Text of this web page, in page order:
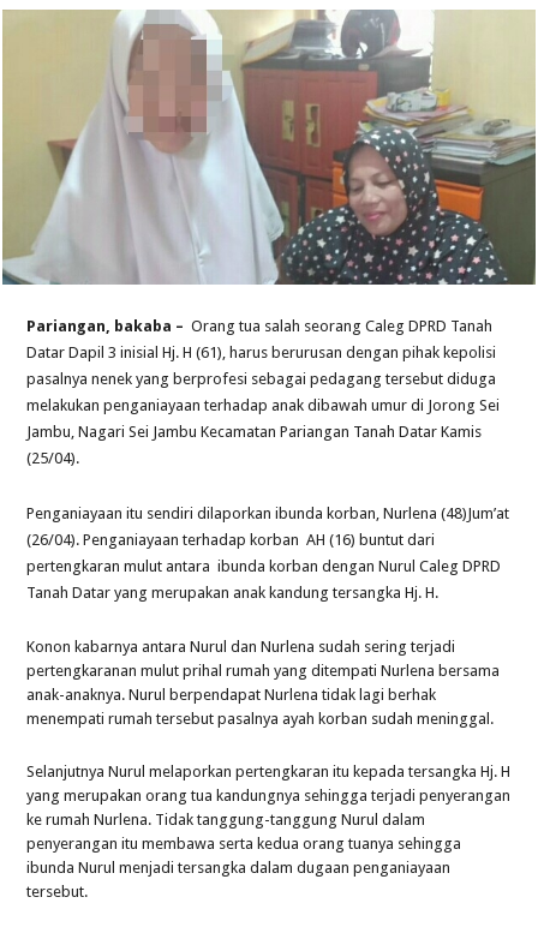
Pariangan, bakaba – Orang tua salah seorang Caleg DPRD Tanah
Datar Dapil 3 inisial Hj. H (61), harus berurusan dengan pihak kepolisi
pasalnya nenek yang berprofesi sebagai pedagang tersebut diduga
melakukan penganiayaan terhadap anak dibawah umur di Jorong Sei
Jambu, Nagari Sei Jambu Kecamatan Pariangan Tanah Datar Kamis
(25/04).
Penganiayaan itu sendiri dilaporkan ibunda korban, Nurlena (48)Jum’at
(26/04). Penganiayaan terhadap korban AH (16) buntut dari
pertengkaran mulut antara ibunda korban dengan Nurul Caleg DPRD
Tanah Datar yang merupakan anak kandung tersangka Hj. H.
Konon kabarnya antara Nurul dan Nurlena sudah sering terjadi
pertengkaranan mulut prihal rumah yang ditempati Nurlena bersama
anak-anaknya. Nurul berpendapat Nurlena tidak lagi berhak
menempati rumah tersebut pasalnya ayah korban sudah meninggal.
Selanjutnya Nurul melaporkan pertengkaran itu kepada tersangka Hj. H
yang merupakan orang tua kandungnya sehingga terjadi penyerangan
ke rumah Nurlena. Tidak tanggung-tanggung Nurul dalam
penyerangan itu membawa serta kedua orang tuanya sehingga
ibunda Nurul menjadi tersangka dalam dugaan penganiayaan
tersebut.